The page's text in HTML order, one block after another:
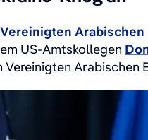
Vereinigten Arabischen
US-Amtskollegen
Arabischen